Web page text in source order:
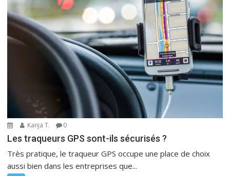
Kanja T. 0
Les traqueurs GPS sont-ils sécurisés ?
Très pratique, le traqueur GPS occupe une place de choix
aussi bien dans les entreprises que...